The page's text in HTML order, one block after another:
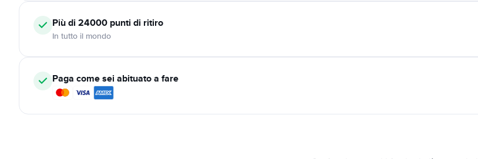
Più di 24000 punti di ritiro
In tutto il mondo
Paga come sei abituato a fare